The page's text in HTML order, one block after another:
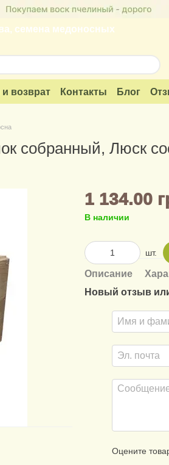
семена медоносных
возврат Контакты Блог
собранный, Люск
1 134.00
В наличии
шт.
Описание
Новый отзыв
Оцените